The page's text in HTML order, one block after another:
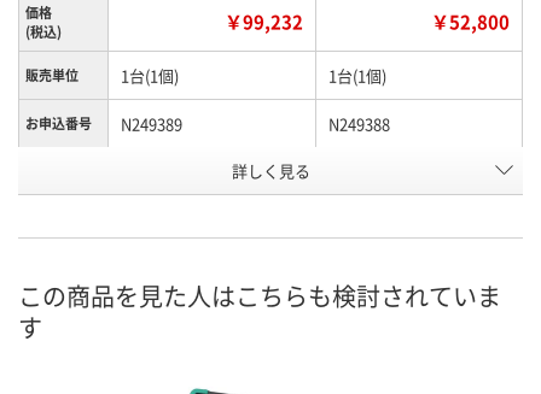
価格
(税込)
￥99,232 ￥52,800
販売単位 1台(1個) 1台(1個)
お申込番号 N249389 N249388
数量
詳しく見る
この商品を見た人はこちらも検討されていま
す